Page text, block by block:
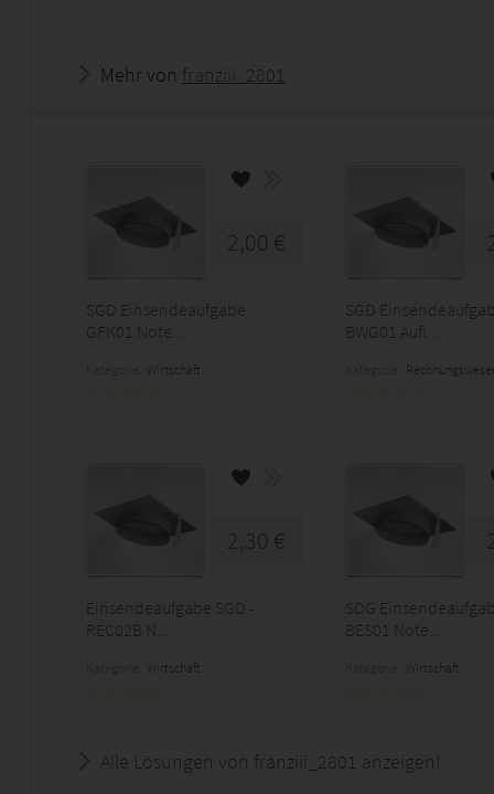
Mehr von franziii_2801
2,00 €
SGD Einsendeaufgabe
GFK01 Note...
Wirtschaft
SGD
BWG01 Aufl...
2,30 €
Einsendeaufgabe SGD -
REC02B N...
Wirtschaft
SDG
BES01 Note...
Wirtschaft
Alle Lösungen von franziii_2801 anzeigen!